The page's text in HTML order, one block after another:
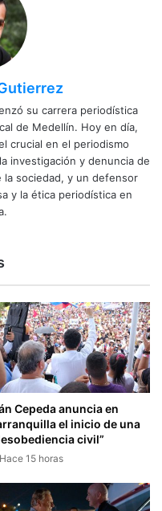
su carrera periodística
de Medellín. Hoy en día,
crucial en el periodismo
investigación y denuncia de
la sociedad, y un defensor
y la ética periodística en
Cepeda anuncia en
el inicio de una
civil”
Hace 15 horas